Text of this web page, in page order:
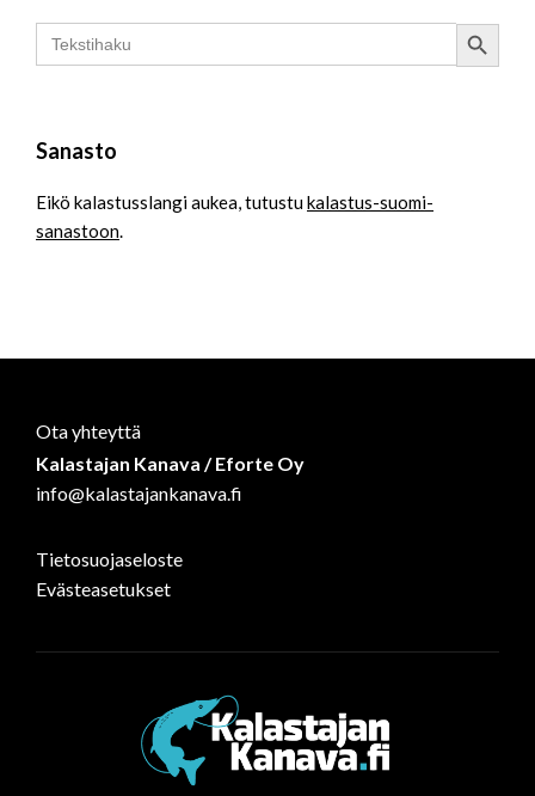
Search
for:
Search Button
Sanasto
Eikö kalastusslangi aukea, tutustukalastus-suomi-
sanastoon.
Ota yhteyttä
Kalastajan Kanava / Eforte Oy
info@kalastajankanava.fi
Tietosuojaseloste
Evästeasetukset